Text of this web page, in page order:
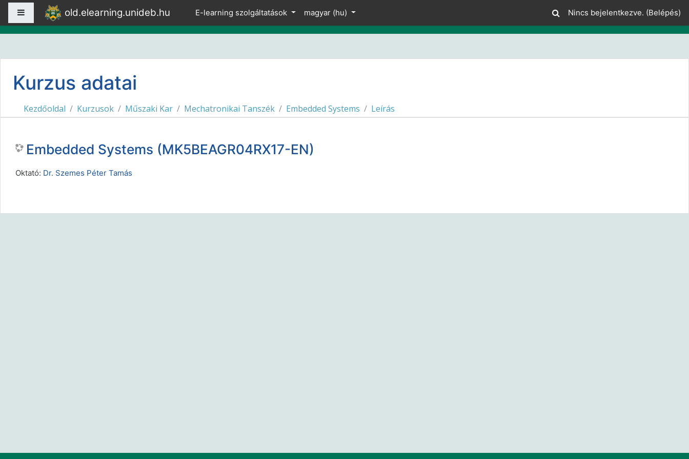
Tovább a fő tartalomhoz
Oldalpanel old.elearning.unideb.hu E-learning szolgáltatások magyar ‎(hu)‎ Nincs bejelentkezve. (Belépés)
Kurzus adatai
Kezdőoldal Kurzusok Műszaki Kar Mechatronikai Tanszék Embedded Systems Leírás
Embedded Systems (MK5BEAGR04RX17-EN)
Oktató: Dr. Szemes Péter Tamás